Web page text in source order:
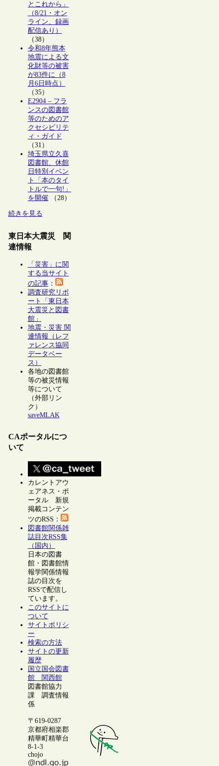
とこれから」
（8/21・オン
ライン、録画
配信あり）
（38）
令和8年熊本
地震による文
化財等の被害
が83件に（8
月6日時点）
（35）
E2904 – フラ
ンスの図書館
等のためのア
クセシビリテ
ィ・ガイド
（31）
埼玉県立久喜
図書館、休館
日特別イベン
ト「本のタイ
トルで一句!」
を開催（28）
続きを見る
東日本大震災 関
連情報
「災害」に関
する当サイト
の記事：
調査研究リポ
ート「東日本
大震災と図書
館」
地震・災害 関
連情報（レフ
ァレンス協同
データベー
ス）
各地の図書館
等の被災情報
等について
（外部リン
ク）
saveMLAK
CAポータルにつ
いて
カレントアウ
ェアネス・ポ
ータル 新規
掲載コンテン
ツのRSS：
図書館関係雑
誌目次RSS集
（国内）
日本の図書
館・図書館情
報学関係情報
誌の目次を
RSSで配信し
ています。
このサイトに
ついて
サイトポリシ
ー
検索の方法
サイトの更新
履歴
国立国会図書
館 関西館
図書館協力
課 調査情報
係
〒619-0287
京都府相楽郡
精華町精華台
8-1-3
chojo